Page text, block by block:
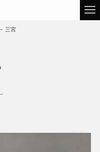
- 三宮